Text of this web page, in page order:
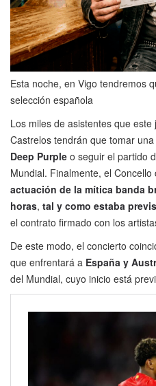
Esta noche, en Vigo tendremos
selección española
Los miles de asistentes que
Castrelos tendrán que tomar
Deep Purple o seguir el partido
Mundial. Finalmente, el
actuación de la mítica banda
horas, tal y como estaba
el contrato firmado con los
De este modo, el concierto
que enfrentará a España y
del Mundial, cuyo inicio está